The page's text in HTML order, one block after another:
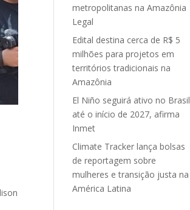
metropolitanas na Amazônia
Legal
Edital destina cerca de R$ 5
milhões para projetos em
territórios tradicionais na
Amazônia
El Niño seguirá ativo no Brasil
até o início de 2027, afirma
Inmet
Climate Tracker lança bolsas
de reportagem sobre
mulheres e transição justa na
América Latina